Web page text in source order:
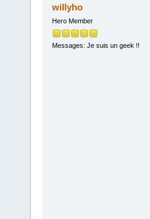
willyho
Hero Member
Messages: Je suis un geek !!